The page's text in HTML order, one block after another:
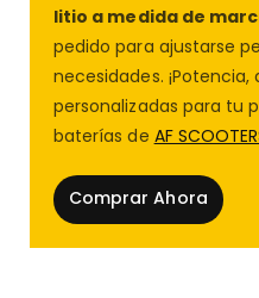
✅Instalación
del patinete
reparación de
configuraciones
✅ Compatible con el
homologado, sin
litio a medida de
pedido para ajustarse
necesidades.
personalizadas para tu
baterías de AF
Comprar Ahora